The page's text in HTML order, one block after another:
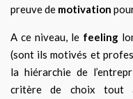
preuve de motivation
A ce niveau, le feeling
(sont ils motivés et
la hiérarchie de
critère de choix tout